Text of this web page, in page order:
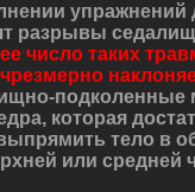
упражнений
разрывы
число таких
подколенные
которая
тело в
или средней